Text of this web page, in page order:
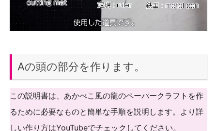
Aの頭の部分を作ります。
この説明書は、あかべこ風の龍のペーパークラフトを作
るために必要なものと簡単な手順を説明します。より詳
しい作り方はYouTubeでチェックしてください。